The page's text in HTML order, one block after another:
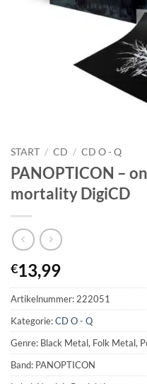
START / CD / CD O - Q
PANOPTICON –
mortality DigiCD
€13,99
Artikelnummer:222051
Kategorie:CD O - Q
Genre: Black Metal, Folk Metal,
Band: PANOPTICON